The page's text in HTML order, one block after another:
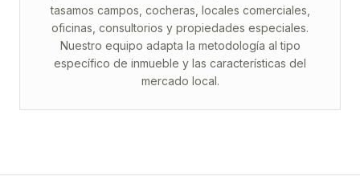
tasamos campos, cocheras, locales comerciales,
oficinas, consultorios y propiedades especiales.
Nuestro equipo adapta la metodología al tipo
específico de inmueble y las características del
mercado local.